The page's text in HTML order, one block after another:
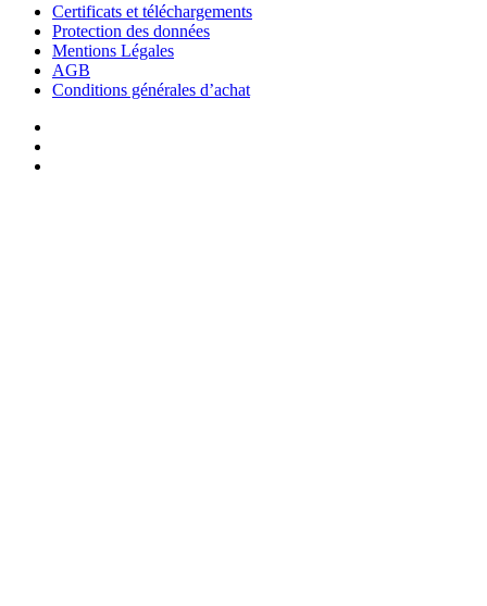
Certificats et téléchargements
Protection des données
Mentions Légales
AGB
Conditions générales d’achat